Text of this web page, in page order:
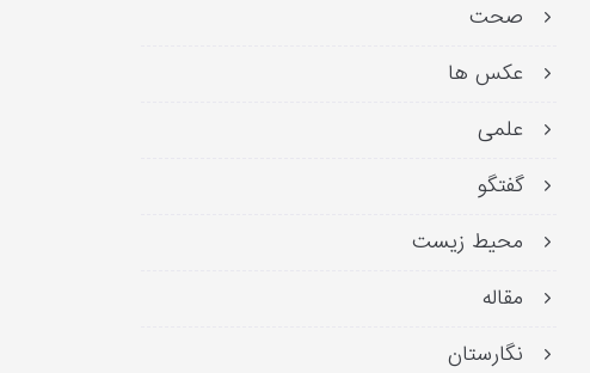
صحت
عکس ها
علمی
گفتگو
محیط زیست
مقاله
نگارستان